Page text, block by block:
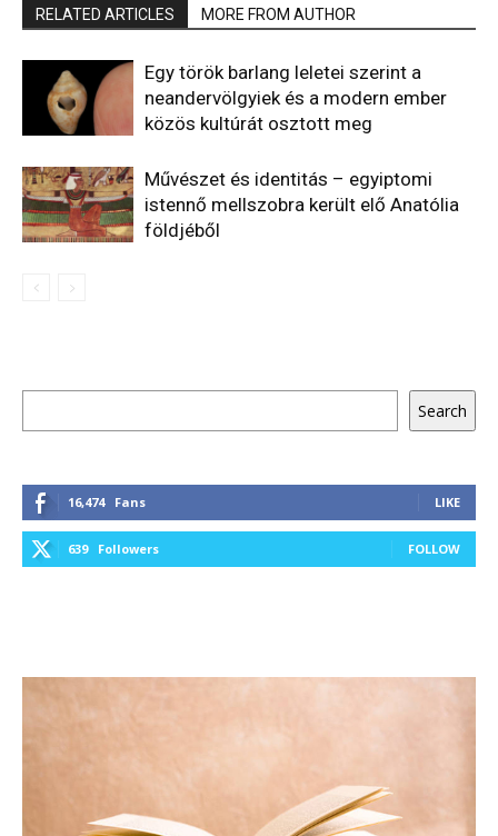
RELATED ARTICLES MORE FROM AUTHOR
Egy török barlang leletei szerint a
neandervölgyiek és a modern ember
közös kultúrát osztott meg
Művészet és identitás – egyiptomi
istennő mellszobra került elő Anatólia
földjéből
Search
16,474 Fans LIKE
639 Followers FOLLOW